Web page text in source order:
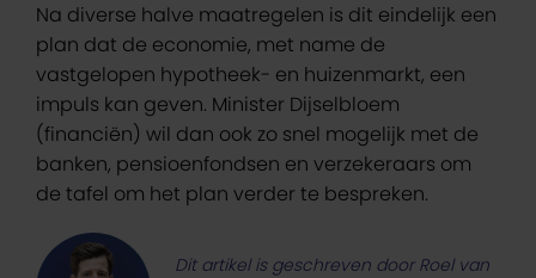
Na diverse halve maatregelen is dit eindelijk een
plan dat de economie, met name de
vastgelopen hypotheek- en huizenmarkt, een
impuls kan geven. Minister Dijselbloem
(financiën) wil dan ook zo snel mogelijk met de
banken, pensioenfondsen en verzekeraars om
de tafel om het plan verder te bespreken.
Dit artikel is geschreven door Roel van